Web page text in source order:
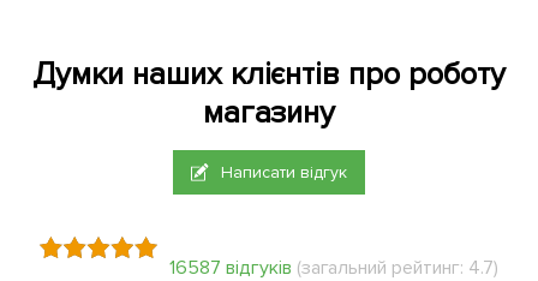
Думки наших клієнтів про роботу
магазину
Написати відгук
16587 відгуків (загальний рейтинг: 4.7)